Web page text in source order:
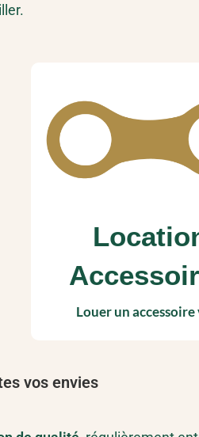
Louer un accessoire
vos envies